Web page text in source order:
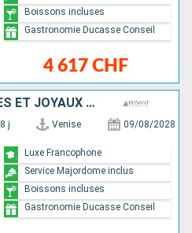
4 617 CHF
Boissons incluses
Gastronomie Ducasse Conseil
MERVEILLES NATURELLES ET JOYAUX CULTURELS DE DALMATIE
8 j Venise 09/08/2028
Luxe Francophone
Service Majordome inclus
Boissons incluses
Gastronomie Ducasse Conseil